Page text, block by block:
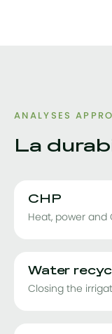
ANALYSES
La
CHP
Heat, power and
Water
Closing the